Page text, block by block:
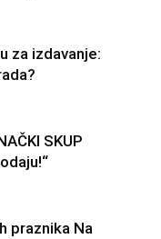
za izdavanje:
SKUP
praznika Na